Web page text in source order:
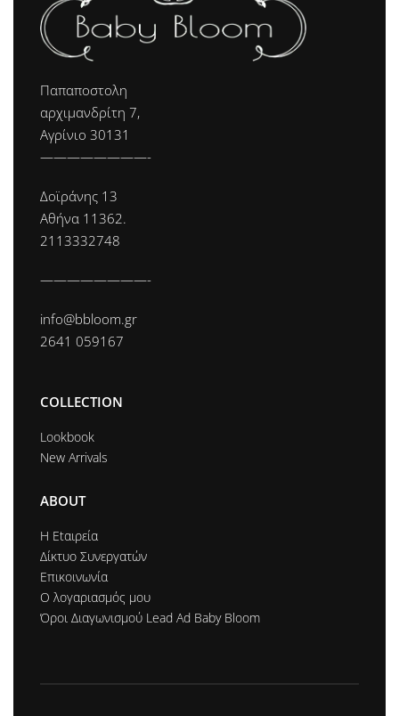
Παπαποστολη
αρχιμανδρίτη 7,
Αγρίνιο 30131
————————-
Δοϊράνης 13
Αθήνα 11362.
2113332748
————————-
info@bbloom.gr
2641 059167
COLLECTION
Lookbook
New Arrivals
ABOUT
Η Εtαιρεία
Δίκτυο Συνεργατών
Επικοινωνία
Ο λογαριασμός μου
Όροι Διαγωνισμού Lead Ad Baby Bloom